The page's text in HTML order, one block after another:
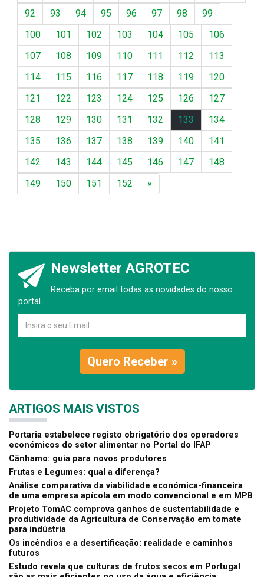
92
93 94 95 96 97 98
99
100
101 102 103 104 105
106
107
108 109 110 111 112
113
114
115 116 117 118 119
120
121
122 123 124 125 126
127
128
129 130 131 132 133
134
135
136 137 138 139 140
141
142
143 144 145 146 147
148
149
150 151 152 »
Newsletter AGROTEC
Receba por email todas as novidades do nosso
portal.
Quero Receber »
ARTIGOS MAIS VISTOS
Portaria estabelece registo obrigatório dos operadores
económicos do setor alimentar no Portal do IFAP
Cânhamo: guia para novos produtores
Frutas e Legumes: qual a diferença?
Análise comparativa da viabilidade económica-financeira
de uma empresa apícola em modo convencional e em MPB
Projeto TomAC comprova ganhos de sustentabilidade e
produtividade da Agricultura de Conservação em tomate
para indústria
Os incêndios e a desertificação: realidade e caminhos
futuros
Estudo revela que culturas de frutos secos em Portugal